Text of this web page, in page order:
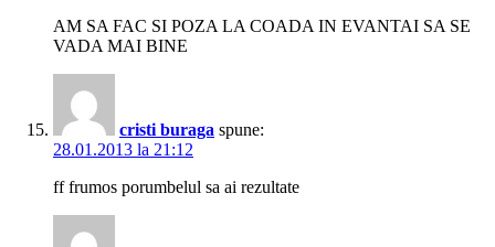
AM SA FAC SI POZA LA COADA IN EVANTAI SA SE
VADA MAI BINE
cristi buraga spune:
28.01.2013 la 21:12
ff frumos porumbelul sa ai rezultate